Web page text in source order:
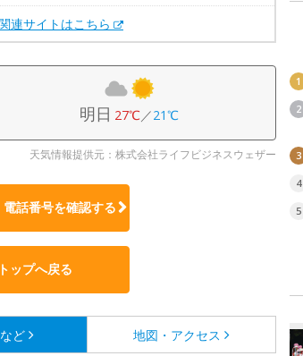
連サイトはこちら
明日 27℃／21℃
天気情報提供元：株式会社ライフビジネスウェザー
話番号を確認する
ップへ戻る
ど 地図・アクセス
1
2
3
4
5